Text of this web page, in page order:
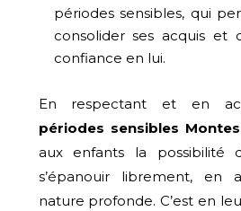
périodes sensibles, qui
consolider ses acquis et
confiance en lui.
En respectant et en
périodes sensibles
aux enfants la possibilité
s’épanouir librement, en
nature profonde. C’est en